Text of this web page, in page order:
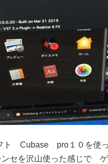
ト Cubase pro１０を使
セを沢山使った感じで